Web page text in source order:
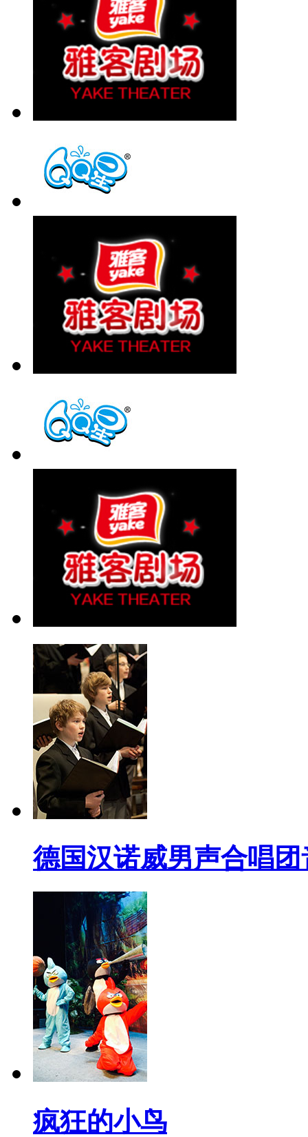
德国汉诺威男声合唱
疯狂的小鸟